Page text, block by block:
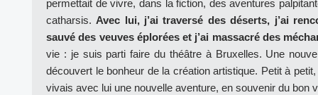
permettait de vivre, dans la fiction, des aventures
catharsis. Avec lui, j’ai traversé des déserts, j’ai
sauvé des veuves éplorées et j’ai massacré des
vie : je suis parti faire du théâtre à Bruxelles. Une
découvert le bonheur de la création artistique. Petit à
vivais avec lui une nouvelle aventure, en souvenir du bon